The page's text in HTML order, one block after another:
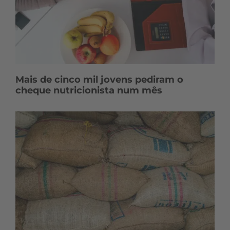
Mais de cinco mil jovens pediram o
cheque nutricionista num mês